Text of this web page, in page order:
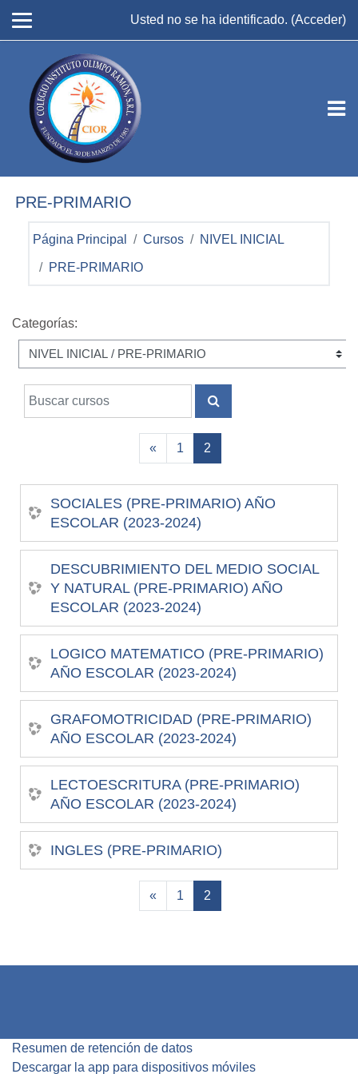
Usted no se ha identificado. (Acceder)
PRE-PRIMARIO
Página Principal Cursos NIVEL INICIAL
PRE-PRIMARIO
Categorías:
Buscar cursos
BUSCAR CURSOS
« Página anterior
1 2
SOCIALES (PRE-PRIMARIO) AÑO
ESCOLAR (2023-2024)
DESCUBRIMIENTO DEL MEDIO SOCIAL
Y NATURAL (PRE-PRIMARIO) AÑO
ESCOLAR (2023-2024)
LOGICO MATEMATICO (PRE-PRIMARIO)
AÑO ESCOLAR (2023-2024)
GRAFOMOTRICIDAD (PRE-PRIMARIO)
AÑO ESCOLAR (2023-2024)
LECTOESCRITURA (PRE-PRIMARIO)
AÑO ESCOLAR (2023-2024)
INGLES (PRE-PRIMARIO)
« Página anterior
1 2
Resumen de retención de datos
Descargar la app para dispositivos móviles